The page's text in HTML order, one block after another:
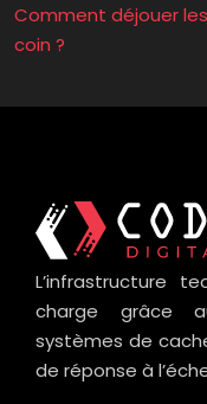
Comment déjouer
coin ?
L’infrastructure
charge grâce
systèmes de
de réponse à